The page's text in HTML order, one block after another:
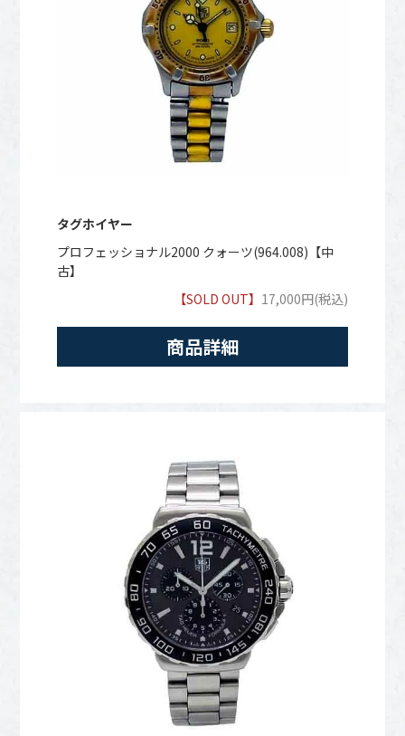
タグホイヤー
プロフェッショナル2000 クォーツ(964.008)【中
古】
【SOLD OUT】 17,000円(税込)
商品詳細